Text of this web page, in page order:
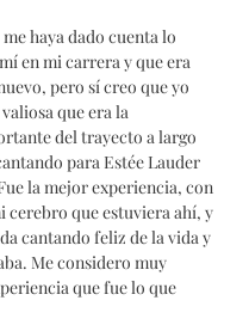
haya dado cuenta lo
en mi carrera y que era
pero sí creo que yo
que era la
del trayecto a largo
para Estée Lauder
la mejor experiencia, con
cerebro que estuviera ahí, y
cantando feliz de la vida y
Me considero muy
que fue lo que